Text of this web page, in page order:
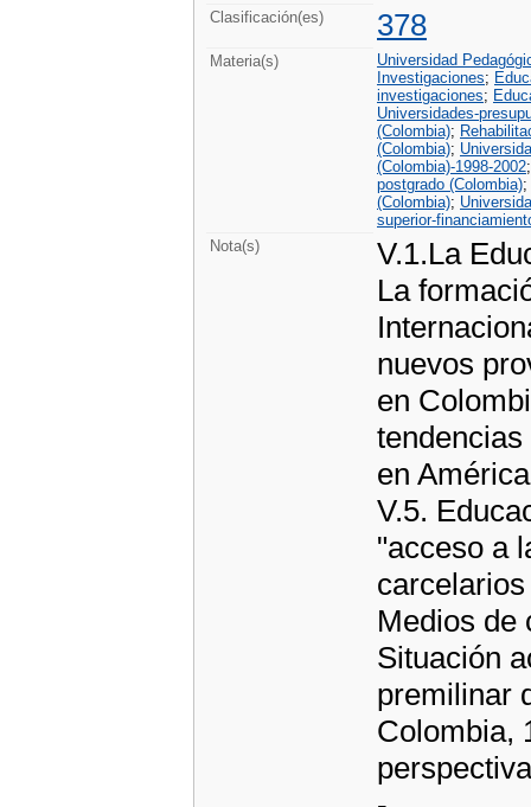
Clasificación(es) 378
Materia(s)
Universidad
Investigaciones;
investigaciones;
Universidades-
(Colombia);
(Colombia);
(Colombia)-1998-2002
postgrado (Colombia);
(Colombia);
superior-
Nota(s)
V.1.La
La
nuevos
en
en
V.5.
"acceso a
Medios de
Situación
premilinar
Colombia,